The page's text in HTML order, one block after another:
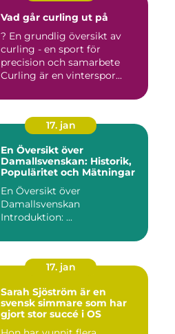
Vad går curling ut på
? En grundlig översikt av
curling - en sport för
precision och samarbete
Curling är en vinterspor...
17. jan
En Översikt över
Damallsvenskan: Historik,
Populäritet och Mätningar
En Översikt över
Damallsvenskan
Introduktion: ...
17. jan
Sarah Sjöström är en
svensk simmare som har
gjort stor succé i OS